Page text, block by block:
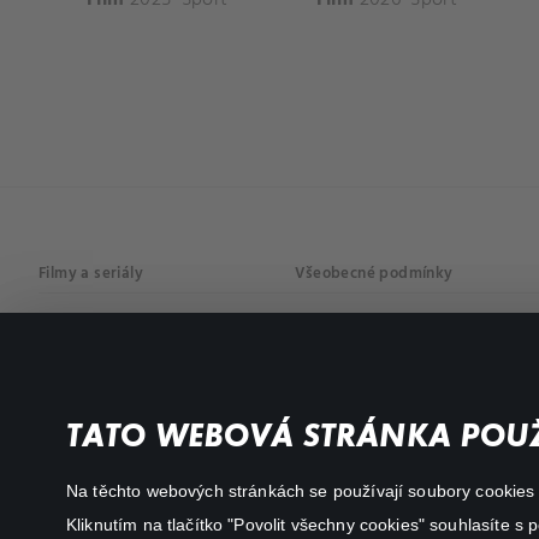
TATO WEBOVÁ STRÁNKA
Na těchto webových stránkách se používají soubory
Kliknutím na tlačítko "Povolit všechny cookies" souhlasíte
Filmy a seriály
Akční
Všeobecné podmínky